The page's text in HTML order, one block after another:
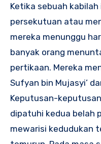
Ketika sebuah
persekutuan atau
mereka menunggu
banyak orang
pertikaan. Mereka
Sufyan bin Mujasyi’
Keputusan-
dipatuhi kedua belah
mewarisi kedudukan